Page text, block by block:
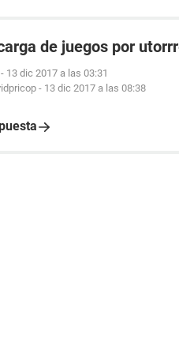
de juegos por
- 13 dic 2017 a las 03:31
- 13 dic 2017 a las 08:38